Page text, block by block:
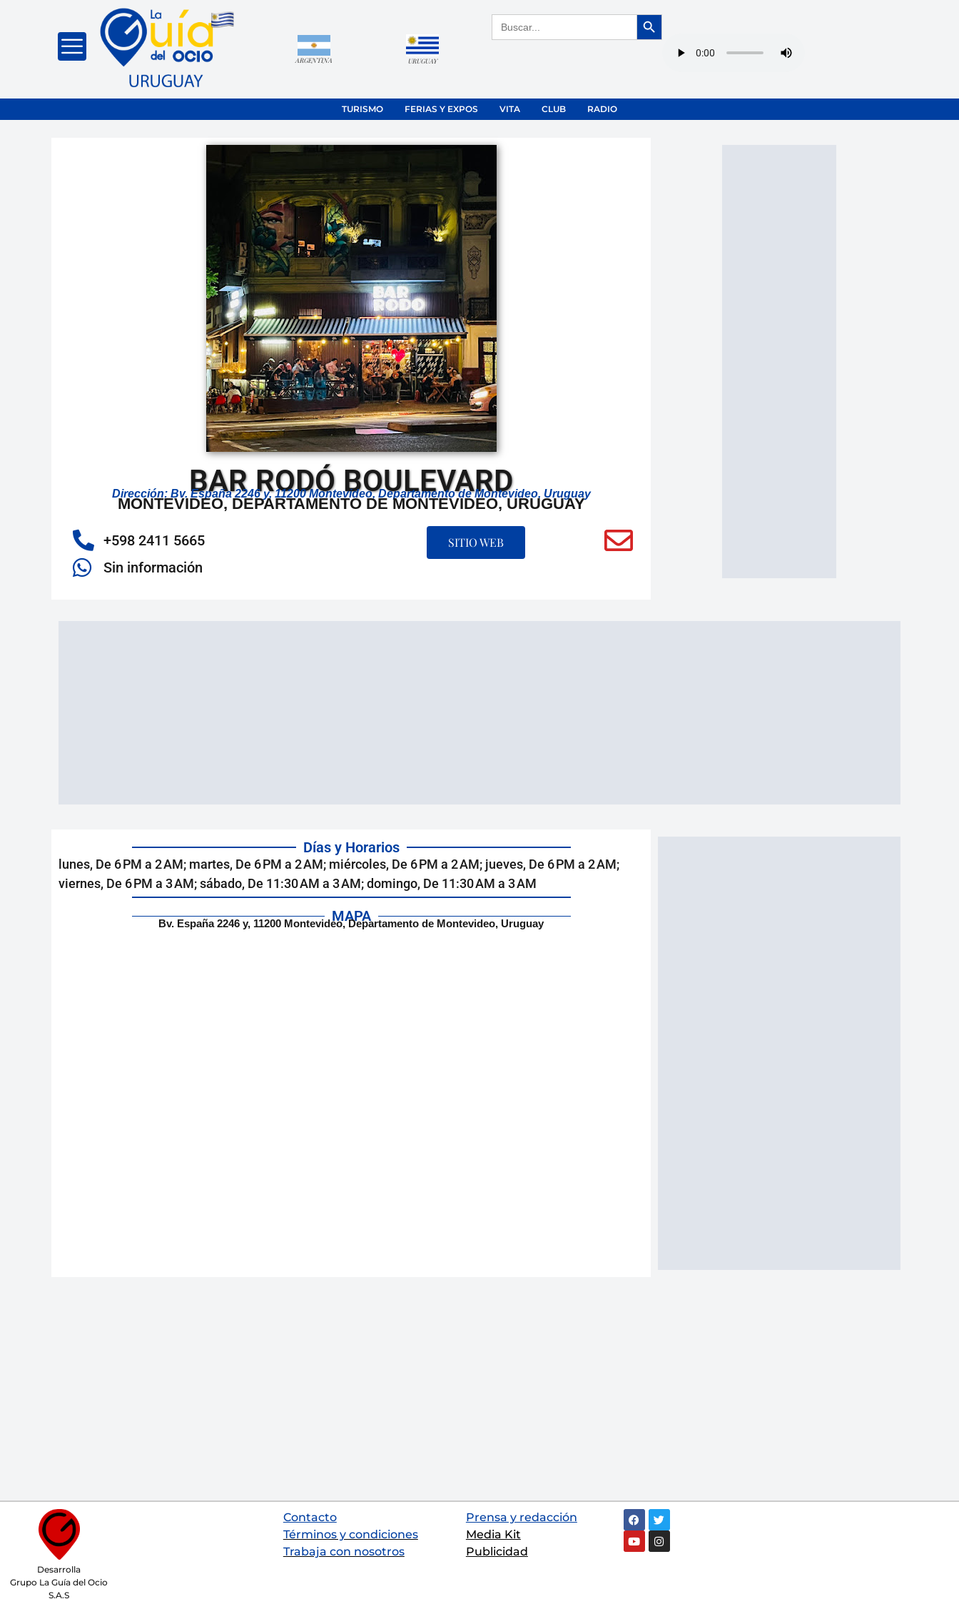
ARGENTINA URUGUAY
Buscar: Botón de búsqueda
TURISMO FERIAS Y EXPOS VITA CLUB RADIO
BAR RODÓ BOULEVARD
Dirección: Bv. España 2246 y, 11200 Montevideo, Departamento de Montevideo, Uruguay
MONTEVIDEO, DEPARTAMENTO DE MONTEVIDEO, URUGUAY
+598 2411 5665
Sin información
SITIO WEB
Días y Horarios
lunes, De 6 PM a 2 AM; martes, De 6 PM a 2 AM; miércoles, De 6 PM a 2 AM; jueves, De 6 PM a 2 AM;
viernes, De 6 PM a 3 AM; sábado, De 11:30 AM a 3 AM; domingo, De 11:30 AM a 3 AM
MAPA
Bv. España 2246 y, 11200 Montevideo, Departamento de Montevideo, Uruguay
Desarrolla
Grupo La Guía del Ocio
S.A.S
Contacto
Términos y condiciones
Trabaja con nosotros
Prensa y redacción
Media Kit
Publicidad